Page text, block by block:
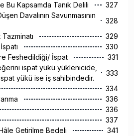
Bu Kapsamda Tanık Delili
327
Davalının Savunmasının
328
329
330
Feshedildiği/ İspat
331
ispat yükü yüklenicide,
yükü ise iş sahibindedir.
333
334
336
336
337
Getirilme Bedeli
341